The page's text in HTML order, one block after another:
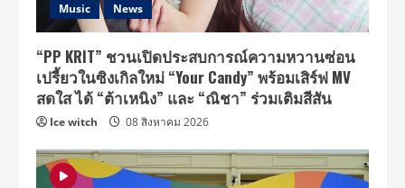
Music News
“PP KRIT” ชวนเปิดประสบการณ์ความหวานซ่อน
เปรี้ยวในซิงเกิลใหม่ “Your Candy” พร้อมเสิร์ฟ MV
สดใส ได้ “ต้าเหนิง” และ “ณิชา” ร่วมเติมสีสัน
Ice witch 08 สิงหาคม 2026